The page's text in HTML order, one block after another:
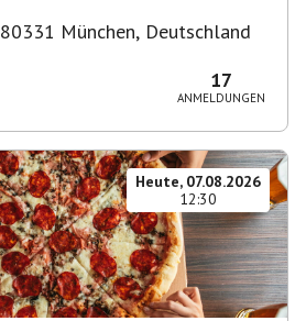
80331 München, Deutschland
17
ANMELDUNGEN
Heute, 07.08.2026
12:30